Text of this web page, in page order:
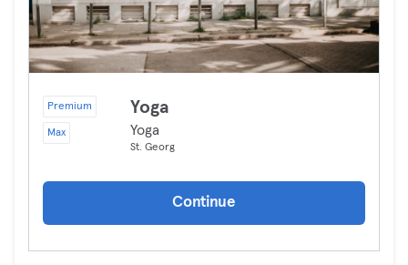
Premium
Max
Yoga
Yoga
St. Georg
Continue